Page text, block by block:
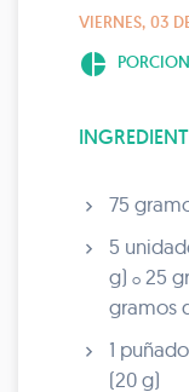
VIERNES, 03
pie_chart
75
5
g) o 25
gramos
1
(20 g)